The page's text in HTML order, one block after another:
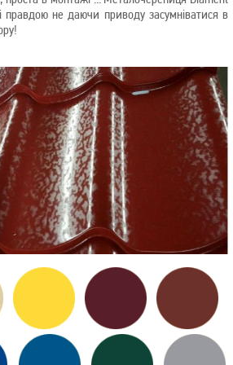
правдою не даючи приводу засумніватися в